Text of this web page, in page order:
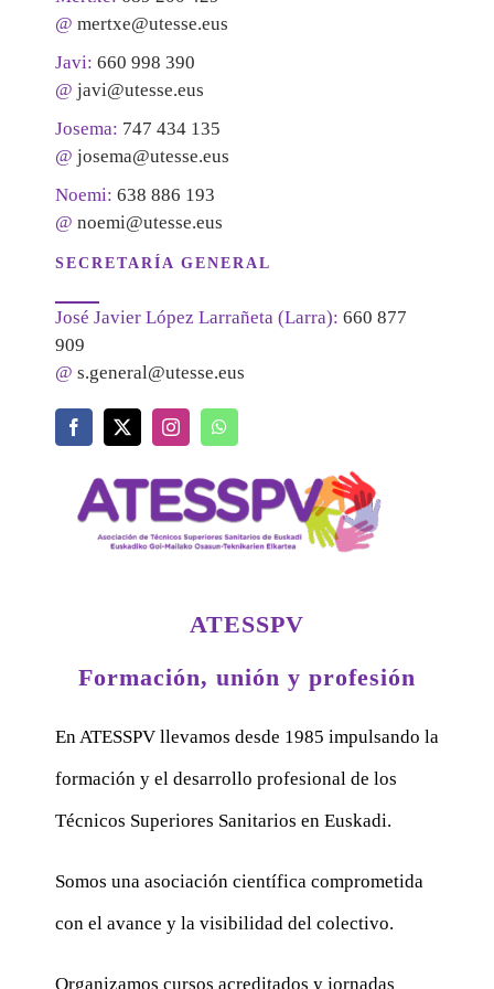
@ mertxe@utesse.eus
Javi: 660 998 390
@ javi@utesse.eus
Josema: 747 434 135
@ josema@utesse.eus
Noemi: 638 886 193
@ noemi@utesse.eus
SECRETARÍA GENERAL
José Javier López Larrañeta (Larra): 660 877
909
@ s.general@utesse.eus
ATESSPV
Formación, unión y profesión
En ATESSPV llevamos desde 1985 impulsando la
formación y el desarrollo profesional de los
Técnicos Superiores Sanitarios en Euskadi.
Somos una asociación científica comprometida
con el avance y la visibilidad del colectivo.
Organizamos cursos acreditados y jornadas